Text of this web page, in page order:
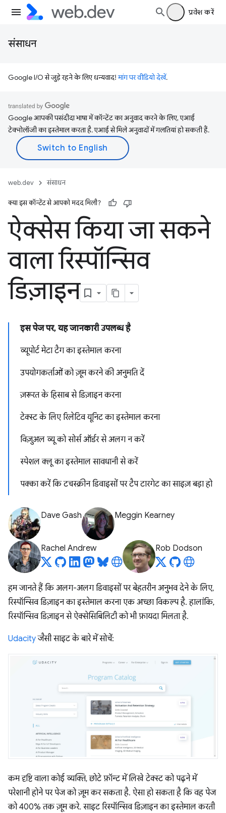
प्रवेश करें
संसाधन
Google I/O से जुड़े रहने के लिए धन्यवाद!मांग पर वीडियो देखें.
Google आपकी पसंदीदा भाषा में कॉन्टेंट का अनुवाद करने के लिए, एआई
टेक्नोलॉजी का इस्तेमाल करता है. एआई से मिले अनुवादों में गलतियां हो सकती हैं.
web.dev संसाधन
क्या इस कॉन्टेंट से आपको मदद मिली?
ऐक्सेस किया जा सकने
वाला रिस्पॉन्सिव
डिज़ाइन
इस पेज पर, यह जानकारी उपलब्ध है
व्यूपोर्ट मेटा टैग का इस्तेमाल करना
उपयोगकर्ताओं को ज़ूम करने की अनुमति दें
ज़रूरत के हिसाब से डिज़ाइन करना
टेक्स्ट के लिए रिलेटिव यूनिट का इस्तेमाल करना
विज़ुअल व्यू को सोर्स ऑर्डर से अलग न करें
स्पेशल क्लू का इस्तेमाल सावधानी से करें
पक्का करें कि टचस्क्रीन डिवाइसों पर टैप टारगेट का साइज़ बड़ा हो
Dave Gash Meggin Kearney
Rachel Andrew Rob Dodson
हम जानते हैं कि अलग-अलग डिवाइसों पर बेहतरीन अनुभव देने के लिए,
रिस्पॉन्सिव डिज़ाइन का इस्तेमाल करना एक अच्छा विकल्प है. हालांकि,
रिस्पॉन्सिव डिज़ाइन से ऐक्सेसिबिलिटी को भी फ़ायदा मिलता है.
Udacityजैसी साइट के बारे में सोचें:
कम दृष्टि वाला कोई व्यक्ति, छोटे फ़ॉन्ट में लिखे टेक्स्ट को पढ़ने में
परेशानी होने पर पेज को ज़ूम कर सकता है. ऐसा हो सकता है कि वह पेज
को 400% तक ज़ूम करे. साइट रिस्पॉन्सिव डिज़ाइन का इस्तेमाल करती